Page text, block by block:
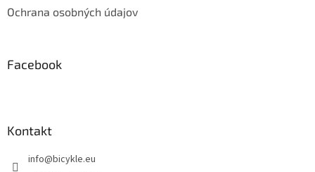
Ochrana osobných údajov
Facebook
Kontakt
info@bicykle.eu